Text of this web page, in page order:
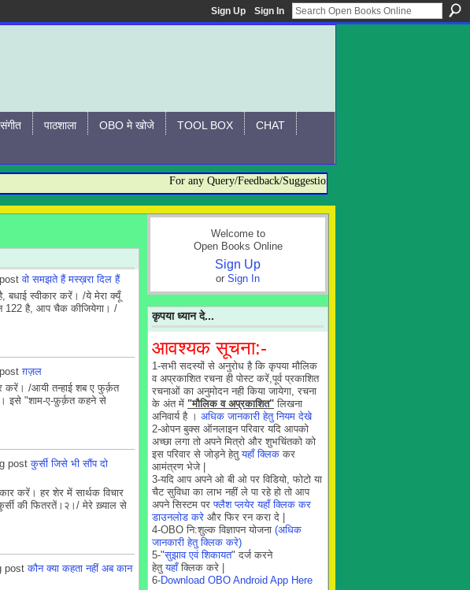
Sign Up Sign In
संगीत पाठशाला OBO मे खोजे TOOL BOX CHAT
For any Query/Feedback/Suggestion related to OBO, please contact:-
वो समझते हैं मस्ख़रा दिल हैं
स्वीकार करें। /ये मेरा क्यूँ
122 है, आप चैक कीजियेगा। /
ग़ज़ल
करें। /आयी तन्हाई शब ए फुर्क़त
इसे "शाम-ए-फ़ुर्क़त कहने से
postकुर्सी जिसे भी सौंप दो
करें। हर शेर में सार्थक विचार
की फितरतें।२।/ मेरे ख़्याल से
postकौन क्या कहता नहीं अब कान
Welcome to
Open Books Online
Sign Up
or Sign In
कृपया ध्यान दे...
आवश्यक सूचना:-
1-सभी सदस्यों से अनुरोध है कि कृपया मौलिक
व अप्रकाशित रचना ही पोस्ट करें,पूर्व प्रकाशित
रचनाओं का अनुमोदन नही किया जायेगा, रचना
के अंत में "मौलिक व अप्रकाशित" लिखना
अनिवार्य है । अधिक जानकारी हेतु नियम देखे
2-ओपन बुक्स ऑनलाइन परिवार यदि आपको
अच्छा लगा तो अपने मित्रो और शुभचिंतको को
इस परिवार से जोड़ने हेतुयहाँ क्लिक कर
आमंत्रण भेजे |
3-यदि आप अपने ओ बी ओ पर विडियो, फोटो या
चैट सुविधा का लाभ नहीं ले पा रहे हो तो आप
अपने सिस्टम परफ्लैश प्लयेर यहाँ क्लिक कर
डाउनलोड करे और फिर रन करा दे |
4-OBO नि:शुल्क विज्ञापन योजना (अधिक
जानकारी हेतु क्लिक करे)
5-"सुझाव एवं शिकायत" दर्ज करने
हेतुयहाँक्लिक करे |
6-Download OBO Android App Here